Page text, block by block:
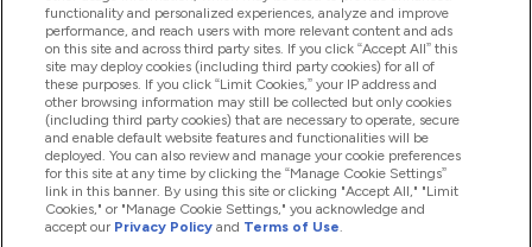
会社概要
特典＆ポイント
2026 The Hut.com Ltd
functionality and personalized experiences, analyze and improve
performance, and reach users with more relevant content and ads
on this site and across third party sites. If you click “Accept All” this
site may deploy cookies (including third party cookies) for all of
these purposes. If you click “Limit Cookies,” your IP address and
other browsing information may still be collected but only cookies
(including third party cookies) that are necessary to operate, secure
and enable default website features and functionalities will be
deployed. You can also review and manage your cookie preferences
for this site at any time by clicking the “Manage Cookie Settings”
link in this banner. By using this site or clicking "Accept All," "Limit
Cookies," or "Manage Cookie Settings," you acknowledge and
accept our Privacy Policy and Terms of Use.